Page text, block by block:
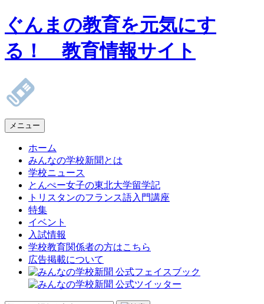
ぐんまの教育を元気にす
る！ 教育情報サイト
メニュー
ホーム
みんなの学校新聞とは
学校ニュース
とんぺー女子の東北大学留学記
トリスタンのフランス語入門講座
特集
イベント
入試情報
学校教育関係者の方はこちら
広告掲載について